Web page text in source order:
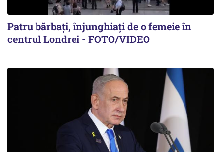
Patru bărbați, înjunghiați de o femeie în
centrul Londrei - FOTO/VIDEO